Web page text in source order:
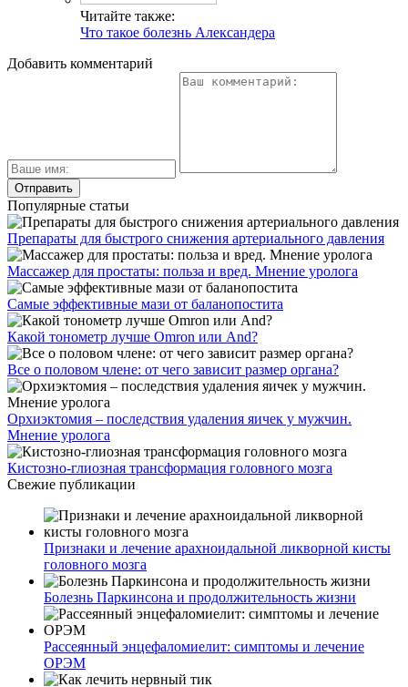
Читайте также:
Что такое болезнь Александера
Добавить комментарий
Популярные статьи
Препараты для быстрого снижения артериального давления
Массажер для простаты: польза и вред. Мнение уролога
Самые эффективные мази от баланопостита
Какой тонометр лучше Omron или And?
Все о половом члене: от чего зависит размер органа?
Орхиэктомия – последствия удаления яичек у мужчин.
Мнение уролога
Кистозно-глиозная трансформация головного мозга
Свежие публикации
Признаки и лечение арахноидальной ликворной кисты
головного мозга
Болезнь Паркинсона и продолжительность жизни
Рассеянный энцефаломиелит: симптомы и лечение
ОРЭМ